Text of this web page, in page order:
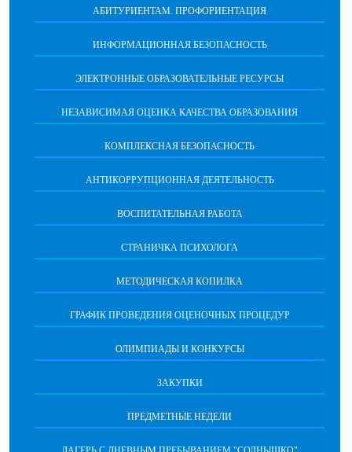
АБИТУРИЕНТАМ. ПРОФОРИЕНТАЦИЯ
ИНФОРМАЦИОННАЯ БЕЗОПАСНОСТЬ
ЭЛЕКТРОННЫЕ ОБРАЗОВАТЕЛЬНЫЕ РЕСУРСЫ
НЕЗАВИСИМАЯ ОЦЕНКА КАЧЕСТВА ОБРАЗОВАНИЯ
КОМПЛЕКСНАЯ БЕЗОПАСНОСТЬ
АНТИКОРРУПЦИОННАЯ ДЕЯТЕЛЬНОСТЬ
ВОСПИТАТЕЛЬНАЯ РАБОТА
СТРАНИЧКА ПСИХОЛОГА
МЕТОДИЧЕСКАЯ КОПИЛКА
ГРАФИК ПРОВЕДЕНИЯ ОЦЕНОЧНЫХ ПРОЦЕДУР
ОЛИМПИАДЫ И КОНКУРСЫ
ЗАКУПКИ
ПРЕДМЕТНЫЕ НЕДЕЛИ